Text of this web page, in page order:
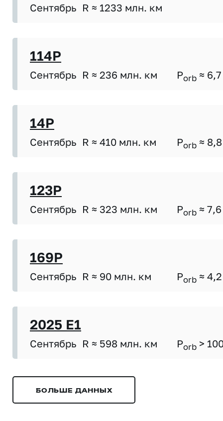
Сентябрь R ≈ 1233 млн. км
114P
Сентябрь R ≈ 236 млн. км Porb ≈ 6,7
14P
Сентябрь R ≈ 410 млн. км Porb ≈ 8,8
123P
Сентябрь R ≈ 323 млн. км Porb ≈ 7,6
169P
Сентябрь R ≈ 90 млн. км Porb ≈ 4,2
2025 E1
Сентябрь R ≈ 598 млн. км Porb >
БОЛЬШЕ ДАННЫХ